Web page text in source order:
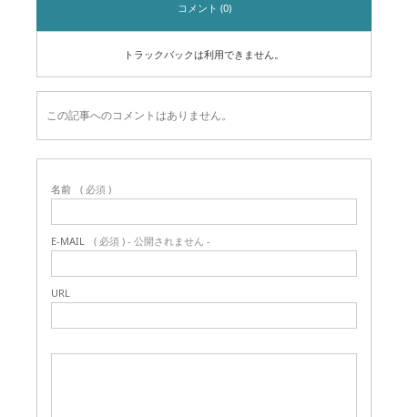
コメント (0)
トラックバックは利用できません。
この記事へのコメントはありません。
名前 ( 必須 )
E-MAIL ( 必須 ) - 公開されません -
URL